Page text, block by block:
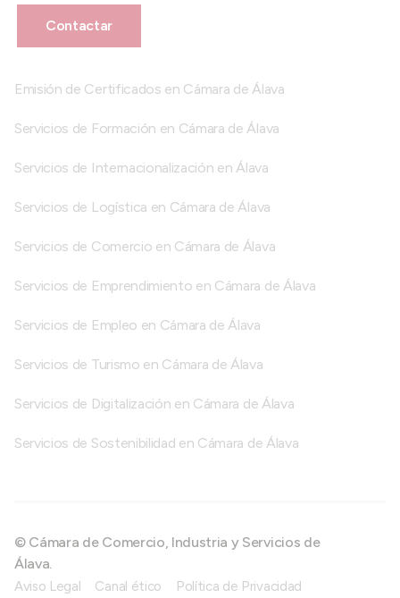
Contactar
Emisión de Certificados en Cámara de Álava
Servicios de Formación en Cámara de Álava
Servicios de Internacionalización en Álava
Servicios de Logística en Cámara de Álava
Servicios de Comercio en Cámara de Álava
Servicios de Emprendimiento en Cámara de Álava
Servicios de Empleo en Cámara de Álava
Servicios de Turismo en Cámara de Álava
Servicios de Digitalización en Cámara de Álava
Servicios de Sostenibilidad en Cámara de Álava
© Cámara de Comercio, Industria y Servicios de
Álava.
Aviso Legal Canal ético Política de Privacidad